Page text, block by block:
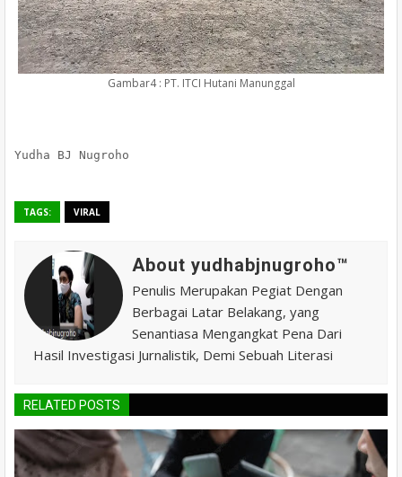
Gambar4 : PT. ITCI Hutani Manunggal
Yudha BJ Nugroho
TAGS: VIRAL
About yudhabjnugroho™️
Penulis Merupakan Pegiat Dengan
Berbagai Latar Belakang, yang
Senantiasa Mengangkat Pena Dari
Hasil Investigasi Jurnalistik, Demi Sebuah Literasi
RELATED POSTS